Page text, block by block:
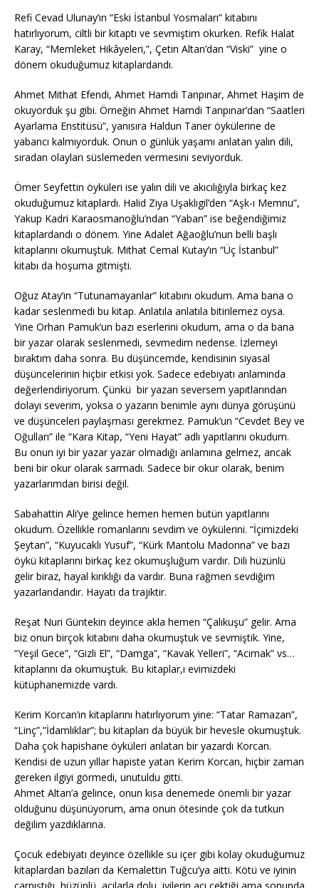
Refi Cevad Ulunay’ın “Eski İstanbul Yosmaları” kitabını
hatırlıyorum, ciltli bir kitaptı ve sevmiştim okurken. Refik Halat
Karay, “Memleket Hikâyeleri,”, Çetin Altan’dan “Viski” yine o
dönem okuduğumuz kitaplardandı.
Ahmet Mithat Efendi, Ahmet Hamdi Tanpınar, Ahmet Haşim de
okuyorduk şu gibi. Örneğin Ahmet Hamdi Tanpınar’dan “Saatleri
Ayarlama Enstitüsü”, yanısıra Haldun Taner öykülerine de
yabancı kalmıyorduk. Onun o günlük yaşamı anlatan yalın dili,
sıradan olayları süslemeden vermesini seviyorduk.
Ömer Seyfettin öyküleri ise yalın dili ve akıcılığıyla birkaç kez
okuduğumuz kitaplardı. Halid Ziya Uşaklıgil’den “Aşk-ı Memnu”,
Yakup Kadri Karaosmanoğlu’ndan “Yaban” ise beğendiğimiz
kitaplardandı o dönem. Yine Adalet Ağaoğlu’nun belli başlı
kitaplarını okumuştuk. Mithat Cemal Kutay’ın “Üç İstanbul”
kitabı da hoşuma gitmişti.
Oğuz Atay’ın “Tutunamayanlar” kitabını okudum. Ama bana o
kadar seslenmedi bu kitap. Anlatıla anlatıla bitirilemez oysa.
Yine Orhan Pamuk’un bazı eserlerini okudum, ama o da bana
bir yazar olarak seslenmedi, sevmedim nedense. İzlemeyi
bıraktım daha sonra. Bu düşüncemde, kendisinin siyasal
düşüncelerinin hiçbir etkisi yok. Sadece edebiyatı anlamında
değerlendiriyorum. Çünkü bir yazarı seversem yapıtlarından
dolayı severim, yoksa o yazarın benimle aynı dünya görüşünü
ve düşünceleri paylaşması gerekmez. Pamuk’un “Cevdet Bey ve
Oğulları” ile “Kara Kitap, “Yeni Hayat” adlı yapıtlarını okudum.
Bu onun iyi bir yazar yazar olmadığı anlamına gelmez, ancak
beni bir okur olarak sarmadı. Sadece bir okur olarak, benim
yazarlarımdan birisi değil.
Sabahattin Ali’ye gelince hemen hemen bütün yapıtlarını
okudum. Özellikle romanlarını sevdim ve öykülerini. “İçimizdeki
Şeytan”, “Kuyucaklı Yusuf”, “Kürk Mantolu Madonna” ve bazı
öykü kitaplarını birkaç kez okumuşluğum vardır. Dili hüzünlü
gelir biraz, hayal kırıklığı da vardır. Buna rağmen sevdiğim
yazarlandandır. Hayatı da trajiktir.
Reşat Nuri Güntekin deyince akla hemen “Çalıkuşu” gelir. Ama
biz onun birçok kitabını daha okumuştuk ve sevmiştik. Yine,
“Yeşil Gece”, “Gizli El”, “Damga”, “Kavak Yelleri”, “Acımak” vs…
kitaplarını da okumuştuk. Bu kitaplar,ı evimizdeki
kütüphanemizde vardı.
Kerim Korcan’ın kitaplarını hatırlıyorum yine: “Tatar Ramazan”,
“Linç”,”İdamlıklar”; bu kitapları da büyük bir hevesle okumuştuk.
Daha çok hapishane öyküleri anlatan bir yazardı Korcan.
Kendisi de uzun yıllar hapiste yatan Kerim Korcan, hiçbir zaman
gereken ilgiyi görmedi, unutuldu gitti.
Ahmet Altan’a gelince, onun kısa denemede önemli bir yazar
olduğunu düşünüyorum, ama onun ötesinde çok da tutkun
değilim yazdıklarına.
Çocuk edebiyatı deyince özellikle su içer gibi kolay okuduğumuz
kitaplardan bazıları da Kemalettin Tuğcu’ya aitti. Kötü ve iyinin